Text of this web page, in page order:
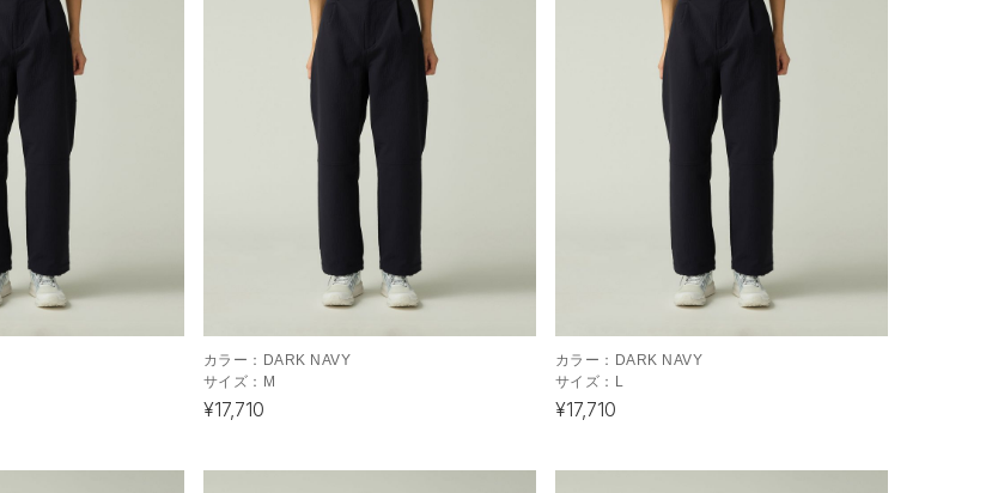
カラー： DARK NAVY
サイズ： M
¥17,710
カラー： DARK NAVY
サイズ： L
¥17,710